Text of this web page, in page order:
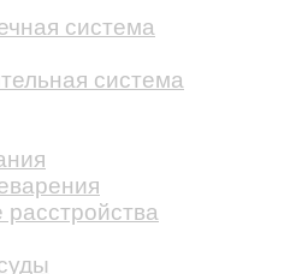
система
система
расстройства